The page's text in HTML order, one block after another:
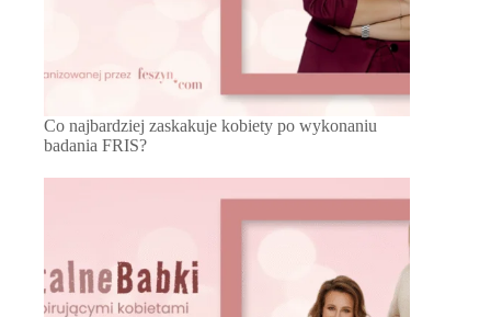
Co najbardziej zaskakuje kobiety po wykonaniu
badania FRIS?